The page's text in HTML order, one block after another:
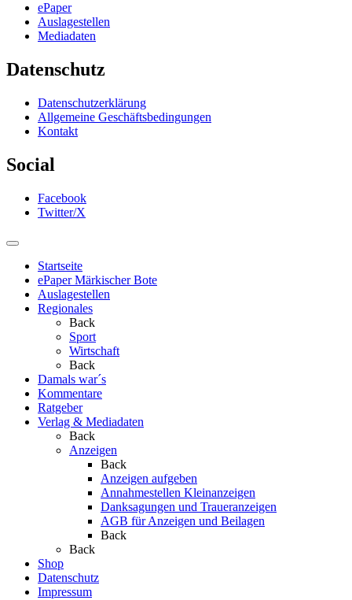
ePaper
Auslagestellen
Mediadaten
Datenschutz
Datenschutzerklärung
Allgemeine Geschäftsbedingungen
Kontakt
Social
Facebook
Twitter/X
Startseite
ePaper Märkischer Bote
Auslagestellen
Regionales
Back
Sport
Wirtschaft
Back
Damals war´s
Kommentare
Ratgeber
Verlag & Mediadaten
Back
Anzeigen
Back
Anzeigen aufgeben
Annahmestellen Kleinanzeigen
Danksagungen und Traueranzeigen
AGB für Anzeigen und Beilagen
Back
Back
Shop
Datenschutz
Impressum